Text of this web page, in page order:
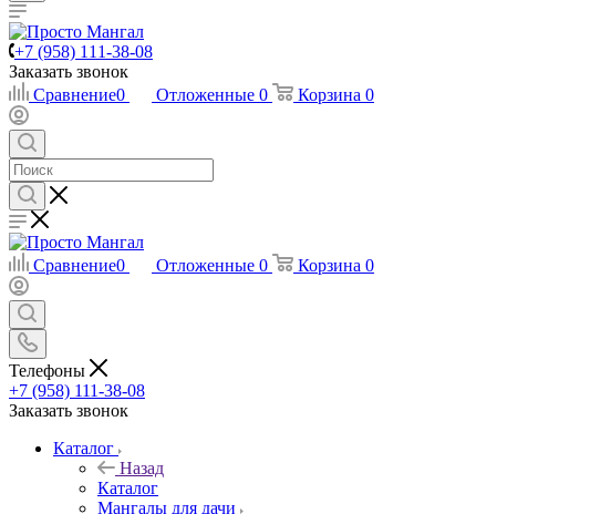
+7 (958) 111-38-08
Заказать звонок
Сравнение0 Отложенные 0 Корзина 0
Сравнение0 Отложенные 0 Корзина 0
Телефоны
+7 (958) 111-38-08
Заказать звонок
Каталог
Назад
Каталог
Мангалы для дачи